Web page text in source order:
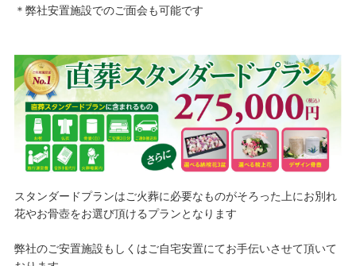
＊弊社安置施設でのご面会も可能です
スタンダードプランはご火葬に必要なものがそろった上にお別れ
花やお骨壺をお選び頂けるプランとなります
弊社のご安置施設もしくはご自宅安置にてお手伝いさせて頂いて